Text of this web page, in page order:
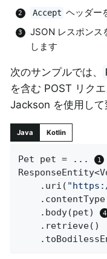
Accept ヘッダー
JSON レスポンス
します
次のサンプルでは、
を含む POST リク
Jackson を使用して
Java Kotlin
Pet pet = ...
	.uri(
	.body(pet)